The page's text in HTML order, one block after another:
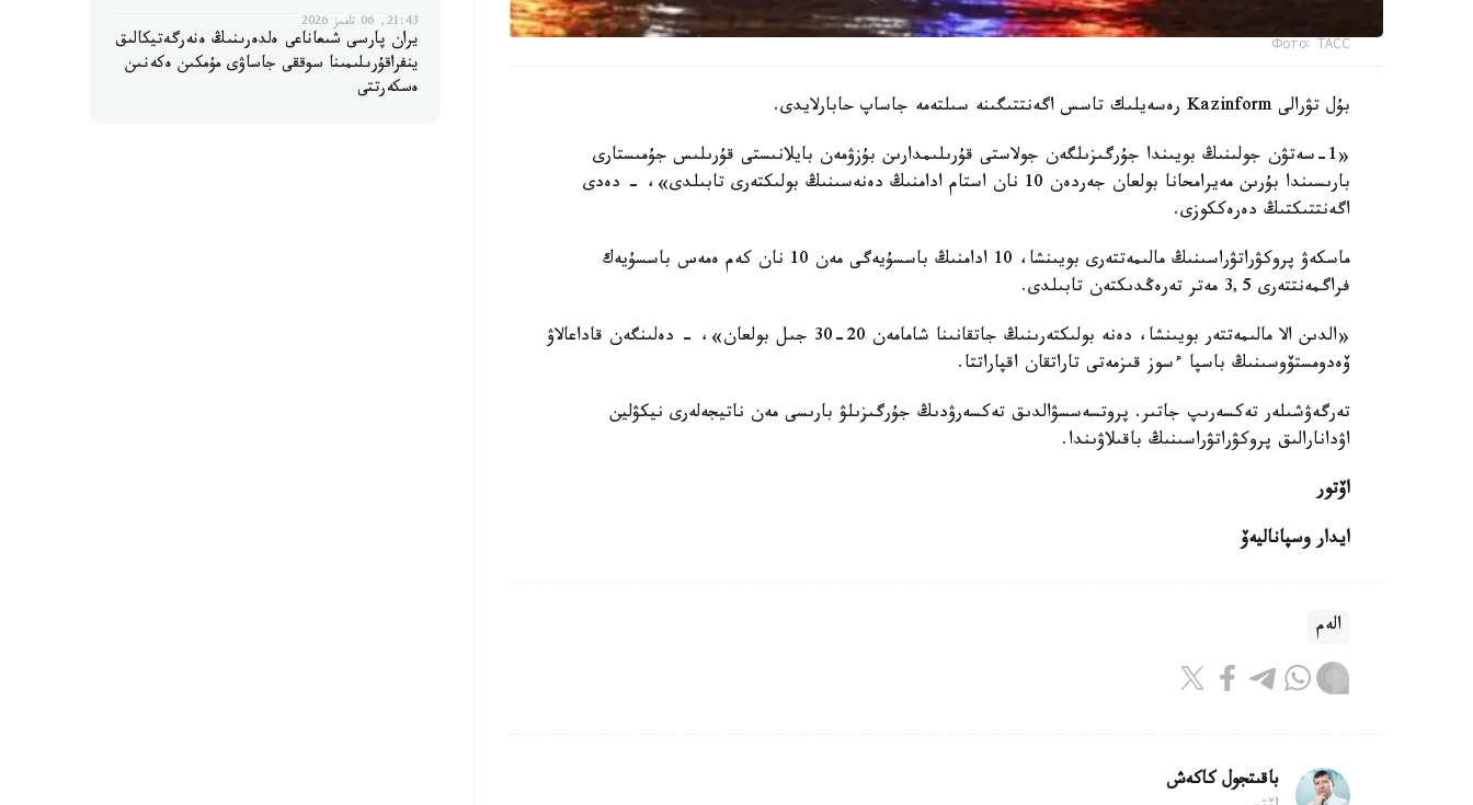
Фото: ТАСС
بۇل تۋرالى Kazinform رەسەيلىك تاسس اگەنتتىگىنە سىلتەمە جاساپ حابارلايدى.
«1-سەتۋن جولىنىڭ بويىندا جۇرگىزىلگەن جولاستى قۇرىلىمدارىن بۇزۋمەن بايلانىستى قۇرىلىس جۇمىستارى
بارىسىندا بۇرىن مەيرامحانا بولعان جەردەن 10 نان استام ادامنىڭ دەنەسىنىڭ بولىكتەرى تابىلدى»، - دەدى
اگەنتتىكتىڭ دەرەككوزى.
ماسكەۋ پروكۋراتۋراسىنىڭ مالىمەتتەرى بويىنشا، 10 ادامنىڭ باسسۇيەگى مەن 10 نان كەم ەمەس باسسۇيەك
فراگمەنتتەرى 3,5 مەتر تەرەڭدىكتەن تابىلدى.
«الدىن الا مالىمەتتەر بويىنشا، دەنە بولىكتەرىنىڭ جاتقانىنا شامامەن 20-30 جىل بولعان»، - دەلىنگەن قاداعالاۋ
ۆەدومستۆوسىنىڭ باسپا ءسوز قىزمەتى تاراتقان اقپاراتتا.
تەرگەۋشىلەر تەكسەرىپ جاتىر. پروتسەسسۋالدىق تەكسەرۋدىڭ جۇرگىزىلۋ بارىسى مەن ناتيجەلەرى نيكۋلين
اۋدانارالىق پروكۋراتۋراسىنىڭ باقىلاۋىندا.
اۆتور
ايدار وسپاناليەۆ
الەم
باقىتجول كاكەش
21:43, 06 تامىز 2026
يران پارسى شىعاناعى ەلدەرىنىڭ ەنەرگەتيكالىق
ينفراقۇرىلىمىنا سوققى جاساۋى مۇمكىن ەكەنىن
ەسكەرتتى